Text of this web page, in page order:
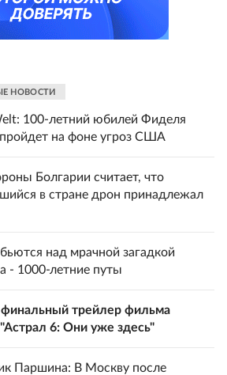
НОВОСТИ
100-летний юбилей Фиделя
на фоне угроз США
Болгарии считает, что
в стране дрон принадлежал
над мрачной загадкой
- 1000-летние путы
трейлер фильма
6: Они уже здесь"
Паршина: В Москву после